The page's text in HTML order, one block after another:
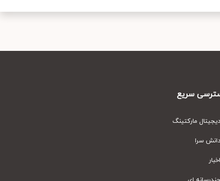
سریع
مارکتینگ
سرا